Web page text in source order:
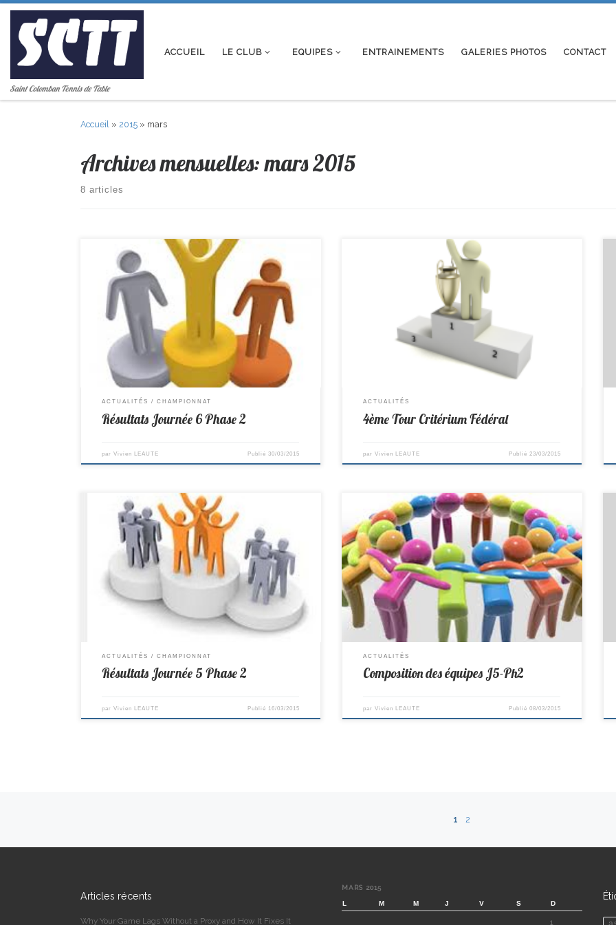
Passer au contenu
Saint Colomban Tennis de Table
ACCUEIL LE CLUB EQUIPES ENTRAINEMENTS GALERIES PHOTOS CONTACT
Accueil » 2015 » mars
Archives mensuelles:mars 2015
8 articles
R2 -> La Montagne 10–4 St Colomban PR-> St Colomban
8–12 Arthon Chemere D2 -> Bouaye 18-2 St Colomban D3 -
>St Colomban 4-16 Vertou D4 -> St Colomban 6–4 Boussay
Cadets D1 -> St Colomban 9–1 St Brévin Minimes D2 -> St
Colomban 2-8 La Montagne Benjamins D2 ->Goulaine 3-
7 St Colomban
ACTUALITÉS CHAMPIONNAT
Résultats Journée 6 Phase 2
parVivien LEAUTE Publié 30/03/2015
Ce week end se déroulait le 4ème et dernier tour du
Critérium Fédéral: En Benjamins: Tonin qui jouait pour la
première fois en Nationale 2, termine 23ème sur 24, une
bonne expérience pour lui qui lui servira pour la saison
prochaine, car il devrait tout de même repartir en N2 En
Minimes: […]
ACTUALITÉS
4ème Tour Critérium Fédéral
parVivien LEAUTE Publié 23/03/2015
R2 -> St Sébastien 7–7 St Colomban PR-> St Colomban
14–6 Goulaine D2 -> Suce Sur Erdre 13-7 St Colomban D3 -
> Pellerin 15-5 St Colomban D4 -> Vieillevigne 7–3 St
Colomban Cadets D1 -> Penhoet 7–3 St Colomban Minimes
D2 -> Mouzillon 0-10 St Colomban Benjamins D2 ->St
Colomban 5-5 Pont St Martin
ACTUALITÉS CHAMPIONNAT
Résultats Journée 5 Phase 2
parVivien LEAUTE Publié 16/03/2015
Matchs du 14/03/2015 et 15/03/2015 R2/A Composition :
Brice, Vivien, Philippe, Pierre M Lieu : à St Sébastien
Remplaçant: Yvonnick Horaire : 13h15 PR/E Composition :
Yves, Jean-Claude, Pierre, Pascal, Valentin, Méric
Remplaçant : Yvonnick Lieu : Reçoit Goulaine Horaire :
8h00 D2/F Composition : Bruno, Dany B, Patrice, David,
Charles, […]
ACTUALITÉS
Composition des équipes J5-Ph2
parVivien LEAUTE Publié 08/03/2015
1 2
Articles récents
Why Your Game Lags Without a Proxy and How It Fixes It
MARS 2015
L M M J V S D
1